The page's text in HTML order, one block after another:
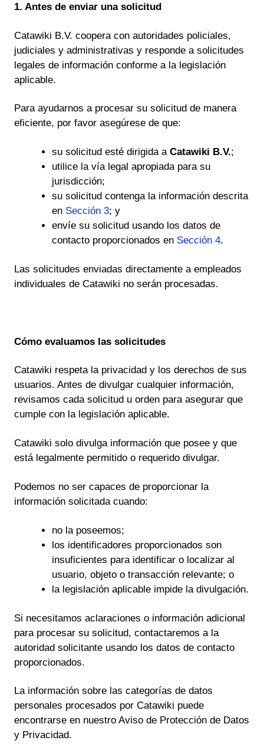
1. Antes de enviar una solicitud
Catawiki B.V. coopera con autoridades policiales,
judiciales y administrativas y responde a solicitudes
legales de información conforme a la legislación
aplicable.
Para ayudarnos a procesar su solicitud de manera
eficiente, por favor asegúrese de que:
su solicitud esté dirigida a Catawiki B.V.;
utilice la vía legal apropiada para su
jurisdicción;
su solicitud contenga la información descrita
en Sección 3; y
envíe su solicitud usando los datos de
contacto proporcionados en Sección 4.
Las solicitudes enviadas directamente a empleados
individuales de Catawiki no serán procesadas.
Cómo evaluamos las solicitudes
Catawiki respeta la privacidad y los derechos de sus
usuarios. Antes de divulgar cualquier información,
revisamos cada solicitud u orden para asegurar que
cumple con la legislación aplicable.
Catawiki solo divulga información que posee y que
está legalmente permitido o requerido divulgar.
Podemos no ser capaces de proporcionar la
información solicitada cuando:
no la poseemos;
los identificadores proporcionados son
insuficientes para identificar o localizar al
usuario, objeto o transacción relevante; o
la legislación aplicable impide la divulgación.
Si necesitamos aclaraciones o información adicional
para procesar su solicitud, contactaremos a la
autoridad solicitante usando los datos de contacto
proporcionados.
La información sobre las categorías de datos
personales procesados por Catawiki puede
encontrarse en nuestro Aviso de Protección de Datos
y Privacidad.